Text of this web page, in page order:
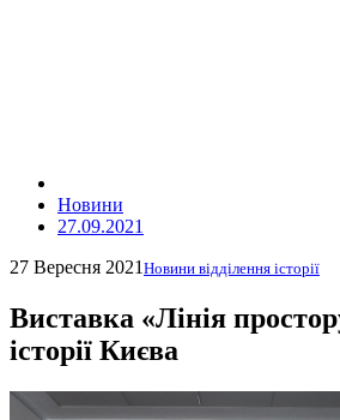
Новини
27.09.2021
27 Вересня 2021 Новини відділення історії
Виставка «Лінія
історії Києва